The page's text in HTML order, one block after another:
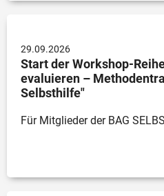
29.09.2026
Start der Workshop-
evaluieren –
Selbsthilfe"
Für Mitglieder der BAG